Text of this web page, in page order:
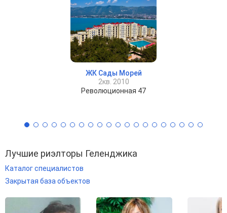
ЖК Сады Морей
2кв. 2010
Революционная 47
Лучшие риэлторы Геленджика
Каталог специалистов
Закрытая база объектов